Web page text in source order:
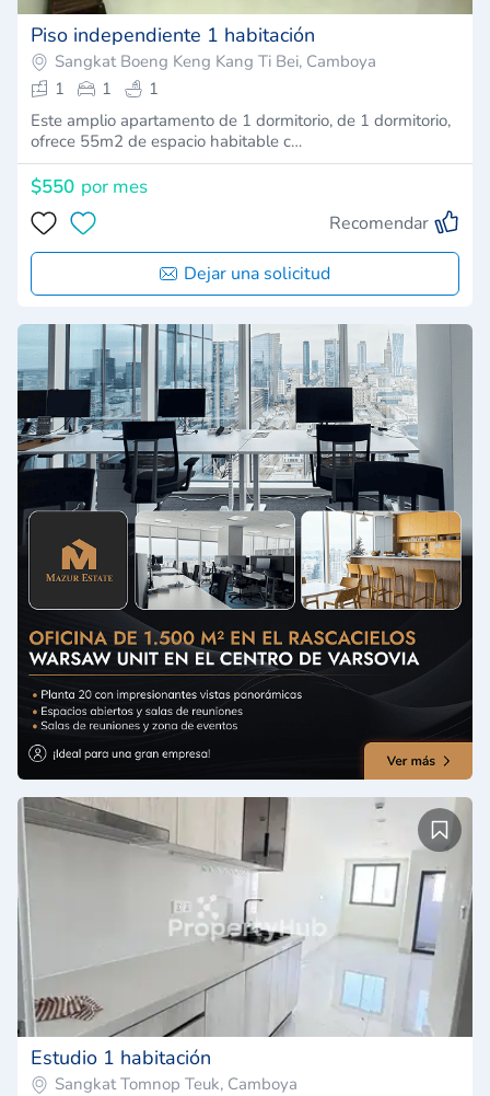
Piso independiente 1 habitación
Sangkat Boeng Keng Kang Ti Bei, Camboya
1
1
1
Este amplio apartamento de 1 dormitorio, de 1 dormitorio,
ofrece 55m2 de espacio habitable c…
$550 por mes
Recomendar
Dejar una solicitud
Estudio 1 habitación
Sangkat Tomnop Teuk, Camboya